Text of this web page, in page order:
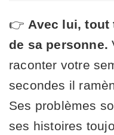
👉 Avec lui, tout
de sa personne.
raconter votre
secondes il
Ses problèmes
ses histoires